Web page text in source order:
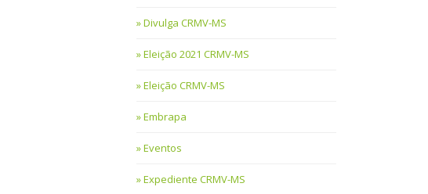
Divulga CRMV-MS
Eleição 2021 CRMV-MS
Eleição CRMV-MS
Embrapa
Eventos
Expediente CRMV-MS